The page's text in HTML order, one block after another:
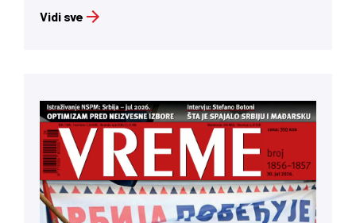
Vidi sve